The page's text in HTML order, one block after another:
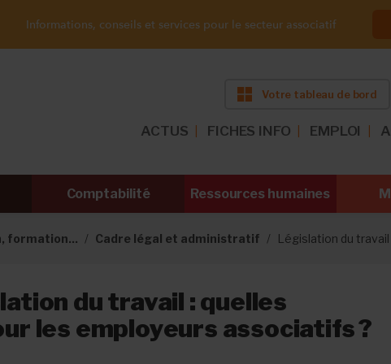
Informations, conseils et services pour le secteur associatif
Votre tableau de bord
ACTUS FICHES INFO EMPLOI
Comptabilité Ressources humaines
formation... Cadre légal et administratif Législation du
du travail : quelles
les employeurs associatifs ?